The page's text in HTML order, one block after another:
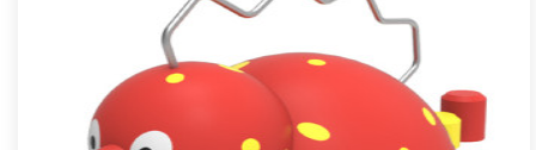
Petit Dragon 3D EPDM
Module 3D pour aires de jeux extérieurs inspiré des univers des
dessins animés et des bandes dessinées, le Petit Dragon EPDM ..
Offre partenaire